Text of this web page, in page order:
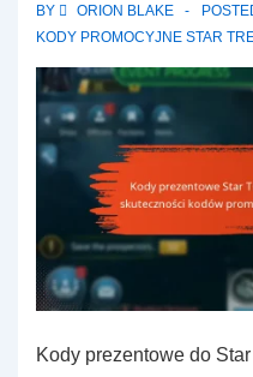
Proces
BY ORION BLAKE
KODY PROMOCYJNE STAR
Kody prezentowe do